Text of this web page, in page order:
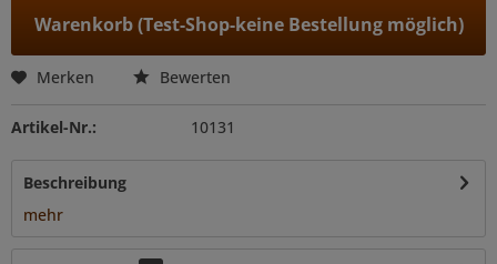
Warenkorb (Test-Shop-keine Bestellung möglich)
Merken Bewerten
Artikel-Nr.: 10131
Beschreibung
mehr